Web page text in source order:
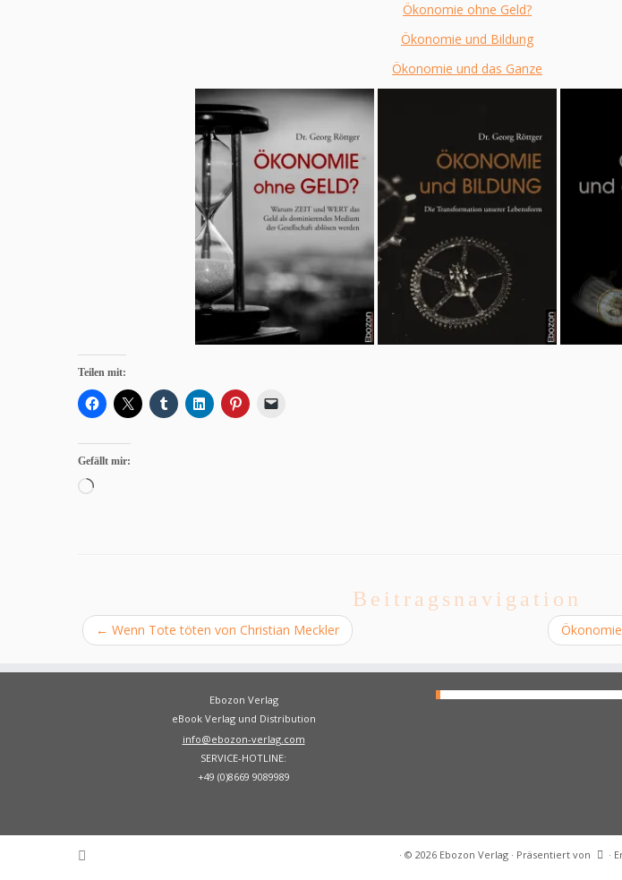
Ökonomie ohne Geld?
Ökonomie und Bildung
Ökonomie und das Ganze
Teilen mit:
Gefällt mir:
Wird
Beitragsnavigation
← Wenn Tote töten von Christian Meckler
Ebozon Verlag
eBook Verlag und Distribution
info@ebozon-verlag.com
SERVICE-HOTLINE:
+49 (0)8669 9089989
· © 2026 Ebozon Verlag · Präsentiert von ·